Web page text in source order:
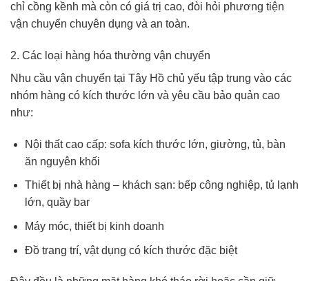
chỉ cồng kềnh mà còn có giá trị cao, đòi hỏi phương tiện
vận chuyển chuyên dụng và an toàn.
2. Các loại hàng hóa thường vận chuyển
Nhu cầu vận chuyển tại Tây Hồ chủ yếu tập trung vào các
nhóm hàng có kích thước lớn và yêu cầu bảo quản cao
như:
Nội thất cao cấp: sofa kích thước lớn, giường, tủ, bàn
ăn nguyên khối
Thiết bị nhà hàng – khách sạn: bếp công nghiệp, tủ lạnh
lớn, quầy bar
Máy móc, thiết bị kinh doanh
Đồ trang trí, vật dụng có kích thước đặc biệt